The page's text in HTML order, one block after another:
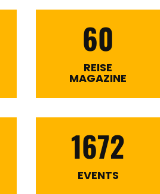
60
REISE
MAGAZINE
1672
EVENTS